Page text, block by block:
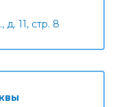
11, стр. 8